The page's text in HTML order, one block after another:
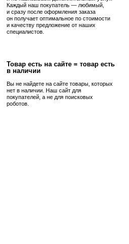
Каждый наш покупатель — любимый,
и сразу после оформления заказа
он получает оптимальное по стоимости
и качеству предложение от наших
специалистов.
Товар есть на сайте = товар есть
в наличии
Вы не найдете на сайте товары, которых
нет в наличии. Наш сайт для
покупателей, а не для поисковых
роботов.